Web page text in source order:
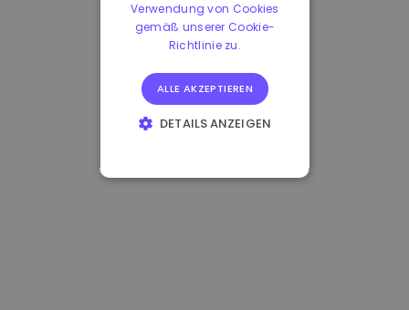
Verwendung von Cookies
gemäß unserer Cookie-
Richtlinie zu.
ALLE AKZEPTIEREN
DETAILS ANZEIGEN